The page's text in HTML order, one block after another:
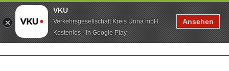
VKU
Verkehrsgesellschaft Kreis Unna mbH
Kostenlos - In Google Play
Ansehen